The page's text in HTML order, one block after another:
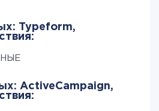
Typeform,
ActiveCampaign,